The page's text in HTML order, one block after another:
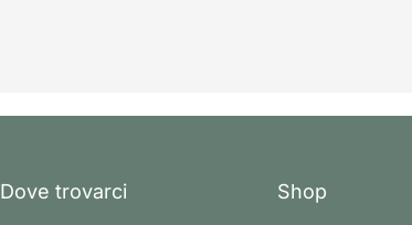
Dove trovarci Shop